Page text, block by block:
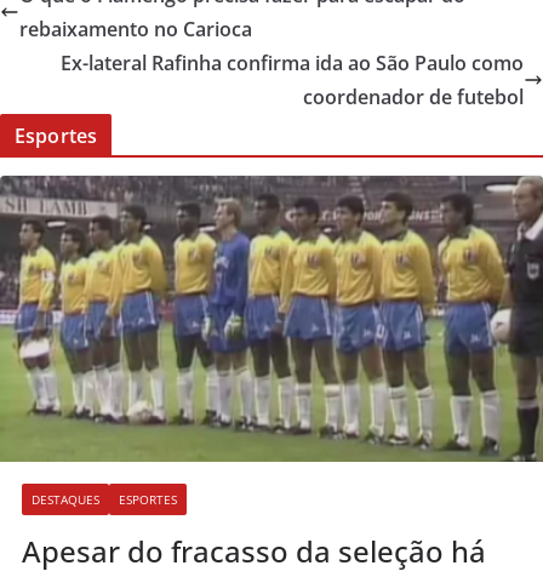
rebaixamento no Carioca
Ex-lateral Rafinha confirma ida ao São Paulo como
coordenador de futebol
Esportes
DESTAQUES ESPORTES
Apesar do fracasso da seleção há